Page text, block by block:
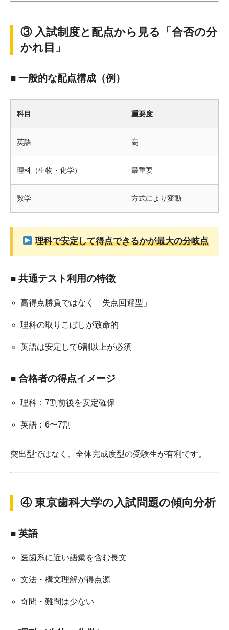
③ 入試制度と配点から見る「合否の分
かれ目」
■ 一般的な配点構成（例）
科目 重要度
英語 高
理科（生物・化学） 最重要
数学 方式により変動
理科で安定して得点できるかが最大の分岐点
■ 共通テスト利用の特徴
高得点勝負ではなく「失点回避型」
理科の取りこぼしが致命的
英語は安定して6割以上が必須
■ 合格者の得点イメージ
理科：7割前後を安定確保
英語：6〜7割
突出型ではなく、全体完成度型の受験生が有利です。
④ 東京歯科大学の入試問題の傾向分析
■ 英語
医歯系に近い語彙を含む長文
文法・構文理解が得点源
奇問・難問は少ない